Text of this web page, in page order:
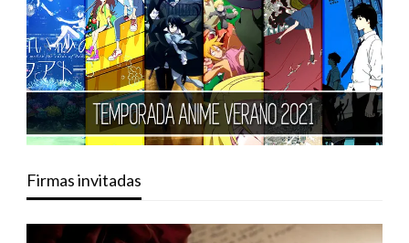
Firmas invitadas